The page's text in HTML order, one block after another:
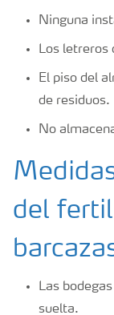
Ninguna
Los letreros
El piso del
de residuos.
No
del
Las
suelta.